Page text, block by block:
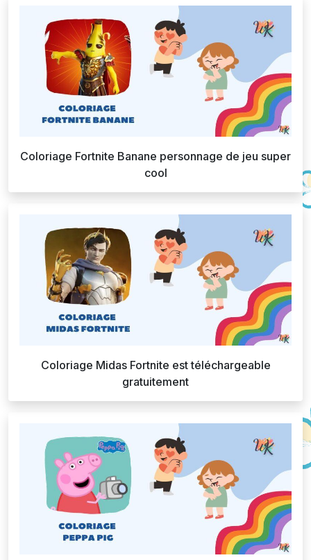
Coloriage Fortnite Banane personnage de jeu super
cool
Coloriage Midas Fortnite est téléchargeable
gratuitement